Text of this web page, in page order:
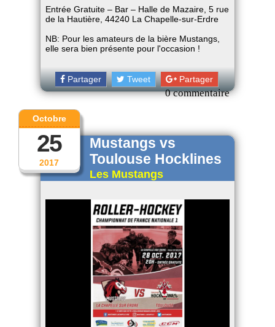
Entrée Gratuite – Bar – Halle de Mazaire, 5 rue
de la Hautière, 44240 La Chapelle-sur-Erdre
NB: Pour les amateurs de la bière Mustangs,
elle sera bien présente pour l'occasion !
Partager Tweet Partager
0 commentaire
2017
Octobre
25
Mustangs vs
Toulouse Hocklines
Les Mustangs